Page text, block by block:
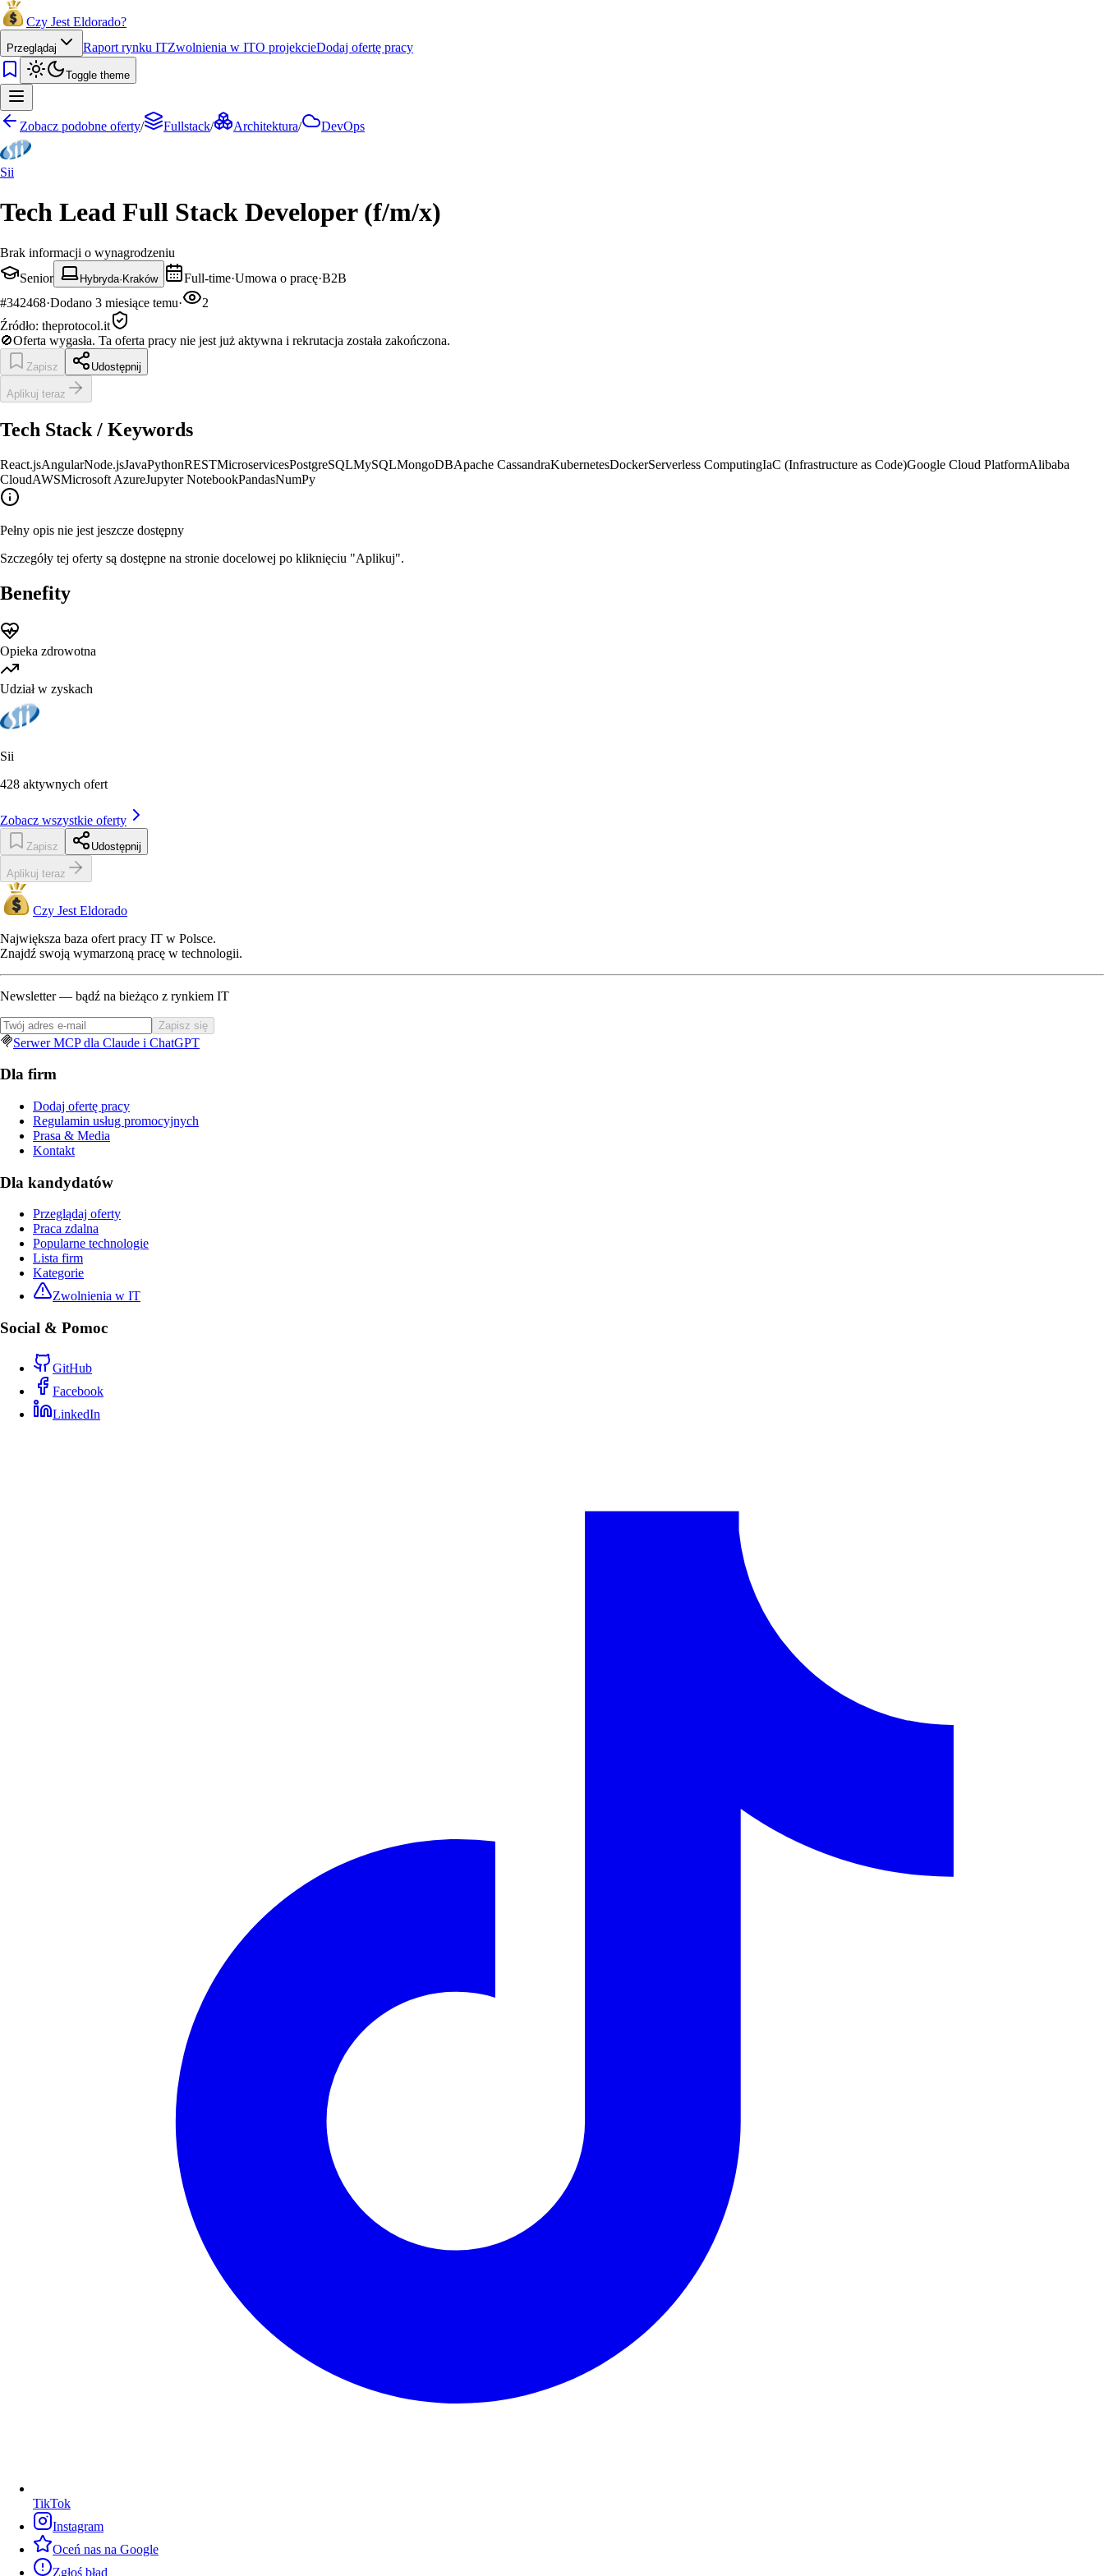
Czy Jest Eldorado?
Przeglądaj Raport rynku ITZwolnienia w ITO projekcieDodaj ofertę pracy
Toggle theme
Zobacz podobne oferty/ Fullstack/ Architektura/ DevOps
Sii
Tech Lead Full Stack Developer (f/m/x)
Brak informacji o wynagrodzeniu
Senior
Hybryda· Kraków Full-time·Umowa o pracę·B2B
#342468·Dodano 3 miesiące temu·
2
Źródło: theprotocol.it
🚫Oferta wygasła. Ta oferta pracy nie jest już aktywna i rekrutacja została zakończona.
Zapisz Udostępnij
Aplikuj teraz
Tech Stack / Keywords
React.jsAngularNode.jsJavaPythonRESTMicroservicesPostgreSQLMySQLMongoDBApache CassandraKubernetesDockerServerless ComputingIaC (Infrastructure as Code)Google Cloud PlatformAlibaba
CloudAWSMicrosoft AzureJupyter NotebookPandasNumPy
Pełny opis nie jest jeszcze dostępny
Szczegóły tej oferty są dostępne na stronie docelowej po kliknięciu "Aplikuj".
Benefity
Opieka zdrowotna
Udział w zyskach
Sii
428 aktywnych ofert
Zobacz wszystkie oferty
Zapisz Udostępnij
Aplikuj teraz
Czy Jest Eldorado
Największa baza ofert pracy IT w Polsce.
Znajdź swoją wymarzoną pracę w technologii.
Newsletter — bądź na bieżąco z rynkiem IT
Zapisz się
Serwer MCP dla Claude i ChatGPT
Dla firm
Dodaj ofertę pracy
Regulamin usług promocyjnych
Prasa & Media
Kontakt
Dla kandydatów
Przeglądaj oferty
Praca zdalna
Popularne technologie
Lista firm
Kategorie
Zwolnienia w IT
Social & Pomoc
GitHub
Facebook
LinkedIn
TikTok
Instagram
Oceń nas na Google
Zgłoś błąd